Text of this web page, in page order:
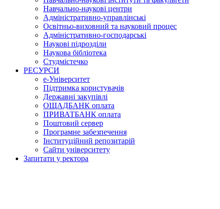
Навчально-наукові центри
Адміністративно-управлінські
Освітньо-виховний та науковий процес
Адміністративно-господарські
Наукові підрозділи
Наукова бібліотека
Студмістечко
РЕСУРСИ
е-Університет
Підтримка користувачів
Державні закупівлі
ОЩАДБАНК оплата
ПРИВАТБАНК оплата
Поштовий сервер
Програмне забезпечення
Інституційний репозитарій
Сайти університету
Запитати у ректора